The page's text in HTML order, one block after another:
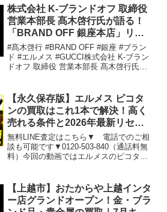
ので内側まで染み込んで行きやすいの
で、カビの...
株式会社 K-ブランドオフ 取締役
営業本部長 髙木啓行氏が語る！
「BRAND OFF 銀座本店」リニ
ューアルと、ビジネス戦略
#髙木啓行 #BRAND OFF #銀座 #ブラン
ド #エルメス #GUCCI株式会社 K-ブラン
ドオフ 取締役 営業本部長 髙木啓行氏
ただいた。リニューアルす...
【永久保存版】エルメス ピコタ
ンの買取はこれ1本で解決！高く
売れる条件と2026年最新リセー
ルをプロバイヤーが完全解説（製
造年代・状態・サイズ・色）
無料LINE査定はこちら▼ 電話でのご相
談も可能です▼0120-503-840（通話料無
料）今回の動画ではエルメスのピコタン
【目次】00:00 エルメス ピコタンの買...
【上越市】おたからや上越インタ
ー店グランドオープン！金・ブラ